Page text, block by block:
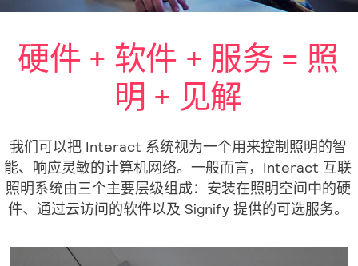
硬件 + 软件 + 服务 = 照
明 + 见解
我们可以把 Interact 系统视为一个用来控制照明的智
能、响应灵敏的计算机网络。一般而言，Interact 互联
照明系统由三个主要层级组成：安装在照明空间中的硬
件、通过云访问的软件以及 Signify 提供的可选服务。